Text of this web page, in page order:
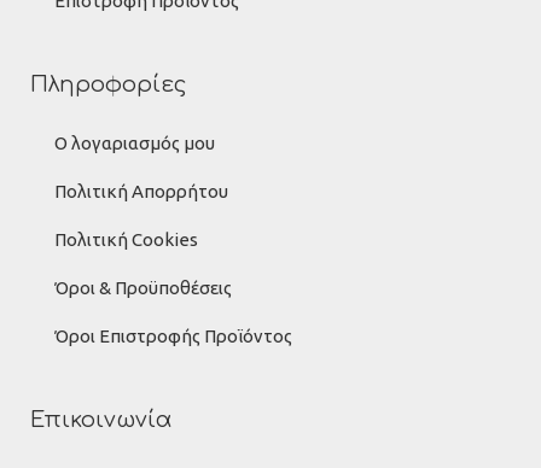
Πληροφορίες
Ο λογαριασμός μου
Πολιτική Απορρήτου
Πολιτική Cookies
Όροι & Προϋποθέσεις
Όροι Επιστροφής Προϊόντος
Επικοινωνία